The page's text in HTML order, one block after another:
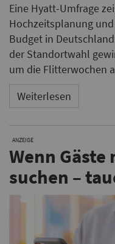
Eine Hyatt-Umfrage
Hochzeitsplanung
Budget in
der Standortwahl
um die Flitterwochen
Weiterlesen
ANZEIGE
Wenn
suchen –